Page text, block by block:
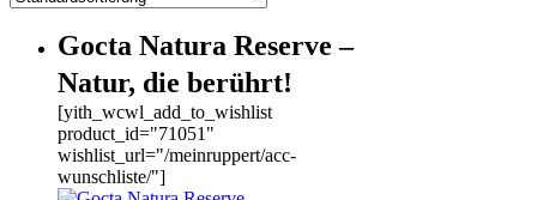
Gocta Natura Reserve –
Natur, die berührt!
[yith_wcwl_add_to_wishlist
product_id="71051"
wishlist_url="/meinruppert/acc-
wunschliste/"]